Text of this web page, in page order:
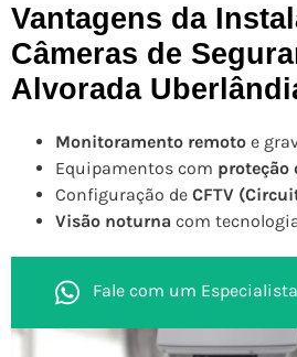
Vantagens da
Câmeras de
Alvorada
Monitoramento remoto e
Equipamentos com proteção
Configuração de CFTV
Visão noturna com
Fale com um Especialista